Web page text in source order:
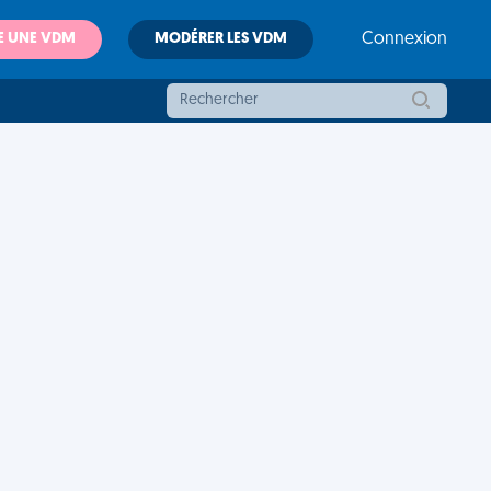
UNE VDM MODÉRER LES VDM Connexion